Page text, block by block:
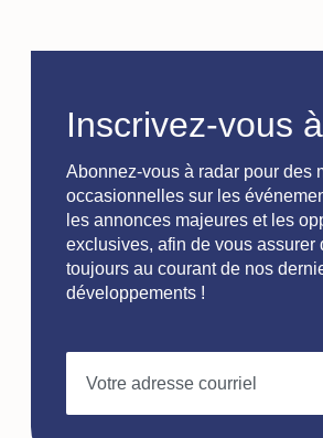
Inscrivez-vous
Abonnez-vous à radar pour des
occasionnelles sur les
les annonces majeures et les
exclusives, afin de vous assurer
toujours au courant de nos
développements !